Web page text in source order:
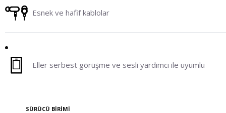
Esnek ve hafif kablolar
Eller serbest görüşme ve sesli yardımcı ile uyumlu
SÜRÜCÜ BİRİMİ